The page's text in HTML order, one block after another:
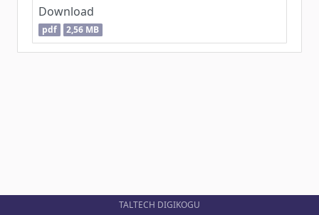
Download
pdf 2,56 MB
TALTECH DIGIKOGU